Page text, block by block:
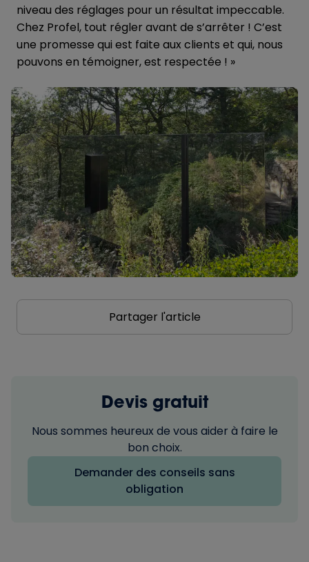
niveau des réglages pour un résultat impeccable.
Chez Profel, tout régler avant de s’arrêter ! C’est
une promesse qui est faite aux clients et qui, nous
pouvons en témoigner, est respectée ! »
Partager l'article
Devis gratuit
Nous sommes heureux de vous aider à faire le
bon choix.
Demander des conseils sans
obligation